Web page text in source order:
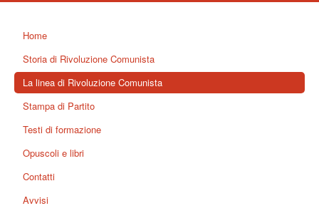
Home
Storia di Rivoluzione Comunista
La linea di Rivoluzione Comunista
Stampa di Partito
Testi di formazione
Opuscoli e libri
Contatti
Avvisi